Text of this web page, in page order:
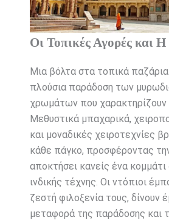
Οι Τοπικές Αγορές και Η
Μια βόλτα στα τοπικά παζάρια
πλούσια παράδοση των
χρωμάτων που χαρακτηρίζουν
Μεθυστικά μπαχαρικά,
και μοναδικές χειροτεχνίες
κάθε πάγκο, προσφέροντας
αποκτήσει κανείς ένα κομμάτι
ινδικής τέχνης. Οι ντόπιοι
ζεστή φιλοξενία τους, δίνουν
μεταφορά της παράδοσης και